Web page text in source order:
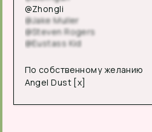
@Zhongli
@Jake Muller
@Steven Rogers
@Eustass Kid
По собственному желанию
Angel Dust [x]